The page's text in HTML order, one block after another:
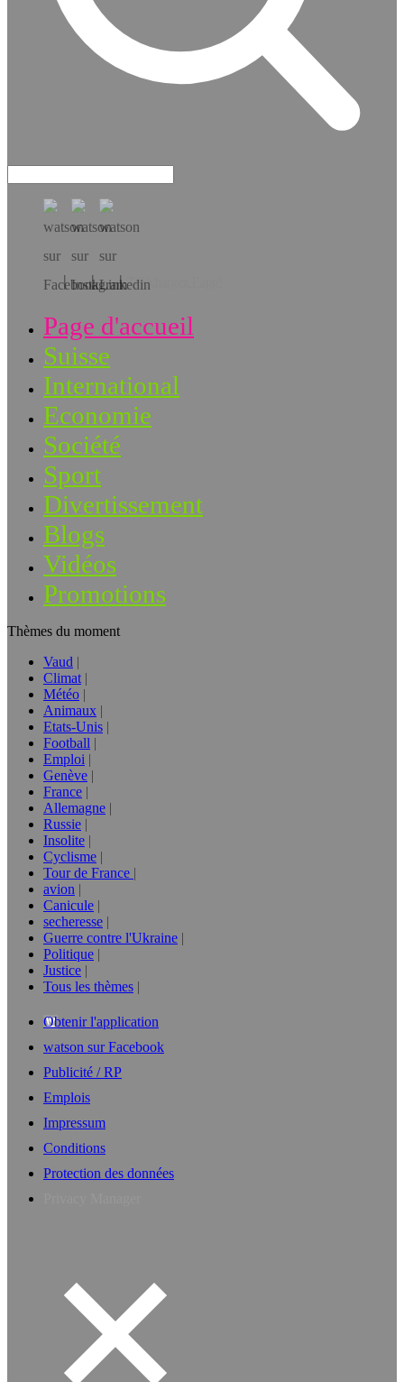
Téléchargez l’app!
Page d'accueil
Suisse
International
Economie
Société
Sport
Divertissement
Blogs
Vidéos
Promotions
Thèmes du moment
Vaud
Climat
Météo
Animaux
Etats-Unis
Football
Emploi
Genève
France
Allemagne
Russie
Insolite
Cyclisme
Tour de France
avion
Canicule
secheresse
Guerre contre l'Ukraine
Politique
Justice
Tous les thèmes
Obtenir l'application
watson sur Facebook
Publicité / RP
Emplois
Impressum
Conditions
Protection des données